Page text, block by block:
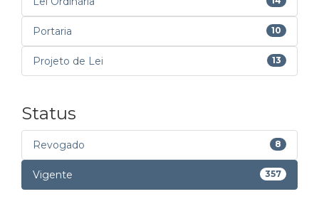
Portaria 10
Projeto de Lei 13
Status
Revogado 8
Vigente 357